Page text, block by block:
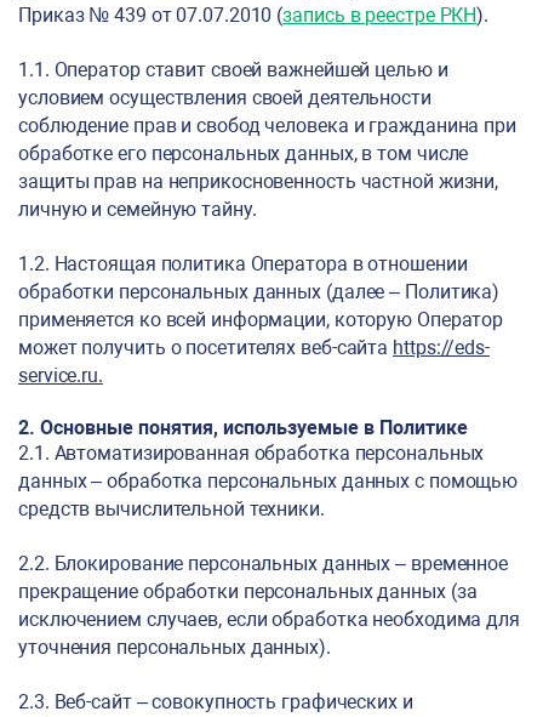
Приказ № 439 от 07.07.2010 (запись в реестре РКН).
1.1. Оператор ставит своей важнейшей целью и
условием осуществления своей деятельности
соблюдение прав и свобод человека и гражданина при
обработке его персональных данных, в том числе
защиты прав на неприкосновенность частной жизни,
личную и семейную тайну.
1.2. Настоящая политика Оператора в отношении
обработки персональных данных (далее – Политика)
применяется ко всей информации, которую Оператор
может получить о посетителях веб-сайта https://eds-
service.ru.
2. Основные понятия, используемые в Политике
2.1. Автоматизированная обработка персональных
данных – обработка персональных данных с помощью
средств вычислительной техники.
2.2. Блокирование персональных данных – временное
прекращение обработки персональных данных (за
исключением случаев, если обработка необходима для
уточнения персональных данных).
2.3. Веб-сайт – совокупность графических и